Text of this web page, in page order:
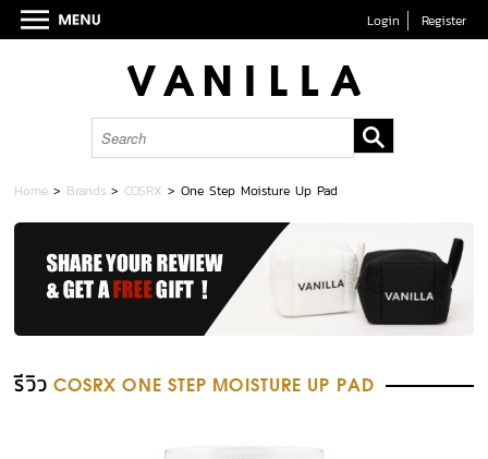
Login Register
Home > Brands > COSRX >One Step Moisture Up Pad
รีวิว COSRX ONE STEP MOISTURE UP PAD